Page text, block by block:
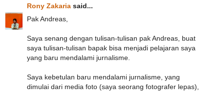
Rony Zakaria said...
Pak Andreas,
Saya senang dengan tulisan-tulisan pak Andreas, buat
saya tulisan-tulisan bapak bisa menjadi pelajaran saya
yang baru mendalami jurnalisme.
Saya kebetulan baru mendalami jurnalisme, yang
dimulai dari media foto (saya seorang fotografer lepas),